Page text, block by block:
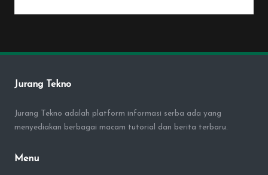
by
Jurang Tekno
Jurang Tekno adalah platform informasi serba ada yang
menyediakan berbagai macam tutorial dan berita terbaru.
Menu